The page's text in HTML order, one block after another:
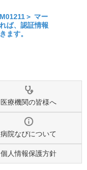
医療機関の皆様へ
病院なびについて
個人情報保護方針